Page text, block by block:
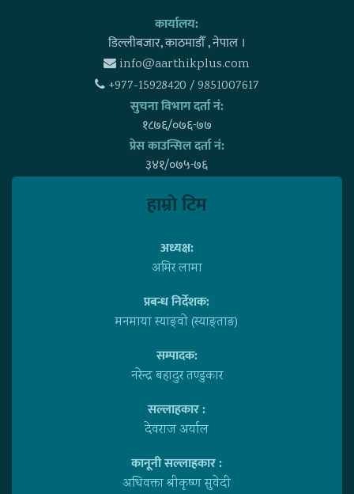
कार्यालय:
डिल्लीबजार, काठमाडाैँ , नेपाल ।
info@aarthikplus.com
+977-15928420 / 9851007617
सुचना विभाग दर्ता नं:
१८७६/०७६-७७
प्रेस काउन्सिल दर्ता नं:
३४१/०७५-७६
हाम्राे टिम
अध्यक्ष:
अमिर लामा
प्रबन्ध निर्देशक:
मनमाया स्याङ्वाे (स्याङ्ताङ)
सम्पादक:
नरेन्द्र बहादुर तण्डुकार
सल्लाहकार :
देवराज अर्याल
कानूनी सल्लाहकार :
अधिवक्ता श्रीकृष्ण सुवेदी